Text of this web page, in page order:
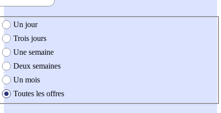
création de l'offre
Un jour
Trois jours
Une semaine
Deux semaines
Un mois
Toutes les offres